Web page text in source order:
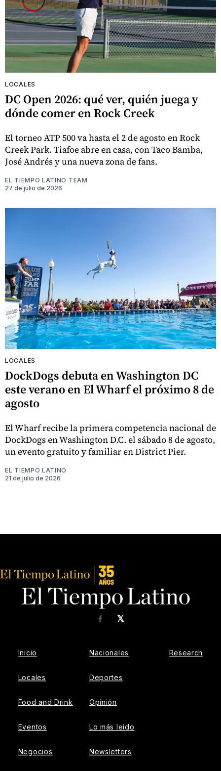
LOCALES
DC Open 2026: qué ver, quién juega y
dónde comer en Rock Creek
El torneo ATP 500 va hasta el 2 de agosto en Rock
Creek Park. Tiafoe abre en casa, con Taco Bamba,
José Andrés y una nueva zona de fans.
EL TIEMPO LATINO TEAM
27 de julio de 2026
LOCALES
DockDogs debuta en Washington DC
este verano en El Wharf el próximo 8 de
agosto
El Wharf recibe la primera competencia nacional de
DockDogs en Washington D.C. el sábado 8 de agosto,
un evento gratuito y familiar en District Pier.
EL TIEMPO LATINO
21 de julio de 2026
𝕏
Facebook
Inicio
Locales
Food and Drink
Eventos
Negocios
Nacionales
Deportes
Opinión
Lo más leído
Newsletters
Research